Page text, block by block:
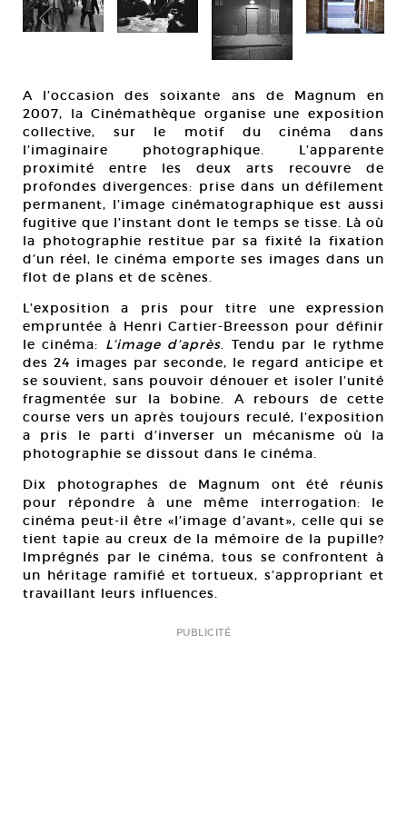
A l’occasion des soixante ans de Magnum en
2007, la Cinémathèque organise une exposition
collective, sur le motif du cinéma dans
l’imaginaire photographique. L’apparente
proximité entre les deux arts recouvre de
profondes divergences: prise dans un défilement
permanent, l’image cinématographique est aussi
fugitive que l’instant dont le temps se tisse. Là où
la photographie restitue par sa fixité la fixation
d’un réel, le cinéma emporte ses images dans un
flot de plans et de scènes.
L’exposition a pris pour titre une expression
empruntée à Henri Cartier-Breesson pour définir
le cinéma: L’image d’après. Tendu par le rythme
des 24 images par seconde, le regard anticipe et
se souvient, sans pouvoir dénouer et isoler l’unité
fragmentée sur la bobine. A rebours de cette
course vers un après toujours reculé, l’exposition
a pris le parti d’inverser un mécanisme où la
photographie se dissout dans le cinéma.
Dix photographes de Magnum ont été réunis
pour répondre à une même interrogation: le
cinéma peut-il être «l’image d’avant», celle qui se
tient tapie au creux de la mémoire de la pupille?
Imprégnés par le cinéma, tous se confrontent à
un héritage ramifié et tortueux, s’appropriant et
travaillant leurs influences.
PUBLICITÉ